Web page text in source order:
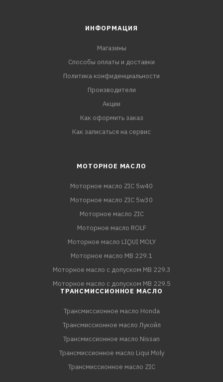
ИНФОРМАЦИЯ
Магазины
Способы оплаты и доставки
Политика конфиденциальности
Производители
Акции
Как оформить заказ
Как записаться на сервис
МОТОРНОЕ МАСЛО
Моторное масло ZIC 5w40
Моторное масло ZIC 5w30
Моторное масло ZIC
Моторное масло ROLF
Моторное масло LIQUI MOLY
Моторное масло MB 229.1
Моторное масло с допуском MB 229.3
Моторное масло с допуском MB 229.5
ТРАНСМИССИОННОЕ МАСЛО
Трансмиссионное масло Honda
Трансмиссионное масло Лукойл
Трансмиссионное масло Nissan
Трансмиссионное масло Liqui Moly
Трансмиссионное масло ZIC